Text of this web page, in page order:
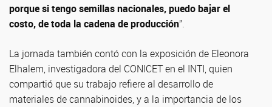
porque si tengo semillas nacionales, puedo bajar el
costo, de toda la cadena de producción”.
La jornada también contó con la exposición de Eleonora
Elhalem, investigadora del CONICET en el INTI, quien
compartió que su trabajo refiere al desarrollo de
materiales de cannabinoides, y a la importancia de los